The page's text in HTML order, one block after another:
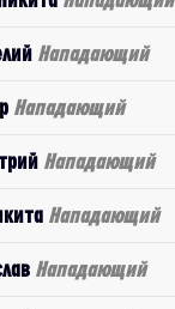
Нападающий
Нападающий
Нападающий
Нападающий
Нападающий